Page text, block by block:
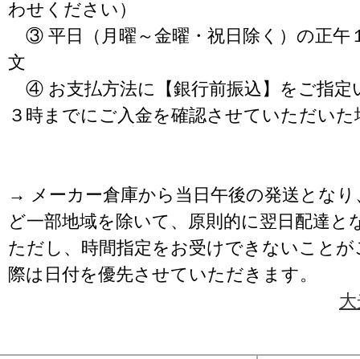
わせください）
③ 平日（月曜～金曜・祝日除く）の正午
文
④ お支払方法に【銀行前振込】をご指定
３時までにご入金を確認させていただいた
→ メーカー倉庫から当日午後の発送となり
ど一部地域を除いて、原則的に翌日配達と
ただし、時間指定をお受けできないこと
際は日付を優先させていただきます。